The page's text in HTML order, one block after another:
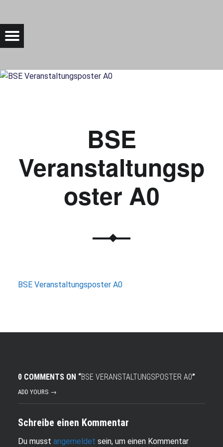
Menu
BSE
Veranstaltungsp
oster A0
BSE Veranstaltungsposter A0
0 COMMENTS ON “BSE VERANSTALTUNGSPOSTER A0”
ADD YOURS →
Schreibe einen Kommentar
Du musst angemeldet sein, um einen Kommentar